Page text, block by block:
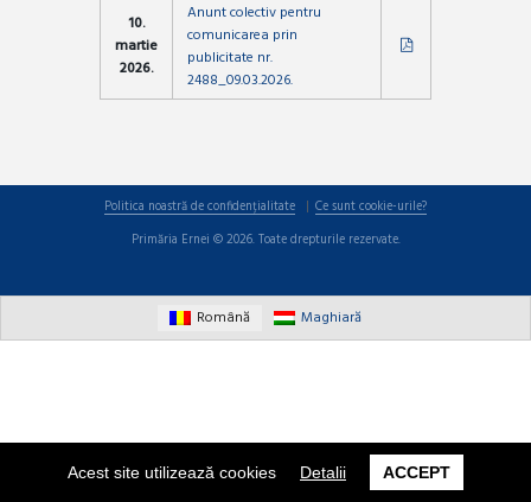
Acest site utilizează cookies Detalii ACCEPT
10.
martie
2026.
Anunt colectiv pentru
comunicarea prin
publicitate nr.
2488_09.03.2026.
Politica noastră de confidențialitate
Ce sunt cookie-urile?
Primăria Ernei © 2026. Toate drepturile rezervate.
Română Maghiară